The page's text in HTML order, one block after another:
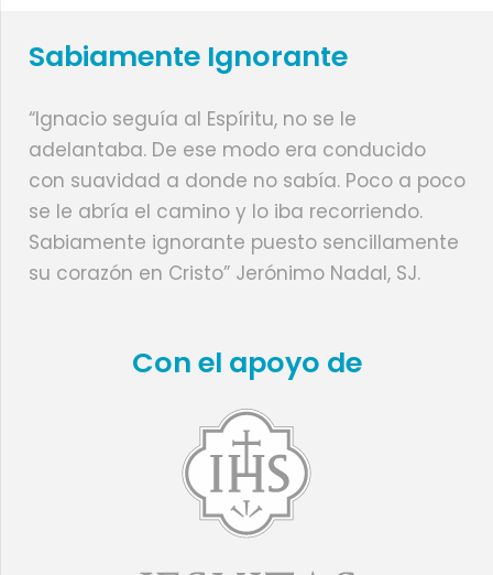
Sabiamente Ignorante
“Ignacio seguía al Espíritu, no se le
adelantaba. De ese modo era conducido
con suavidad a donde no sabía. Poco a poco
se le abría el camino y lo iba recorriendo.
Sabiamente ignorante puesto sencillamente
su corazón en Cristo” Jerónimo Nadal, SJ.
Con el apoyo de